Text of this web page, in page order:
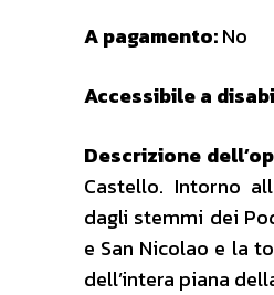
A pagamento:No
Accessibile a
Descrizione
Castello. Intorno
dagli stemmi dei
e San Nicolao e la
dell’intera piana